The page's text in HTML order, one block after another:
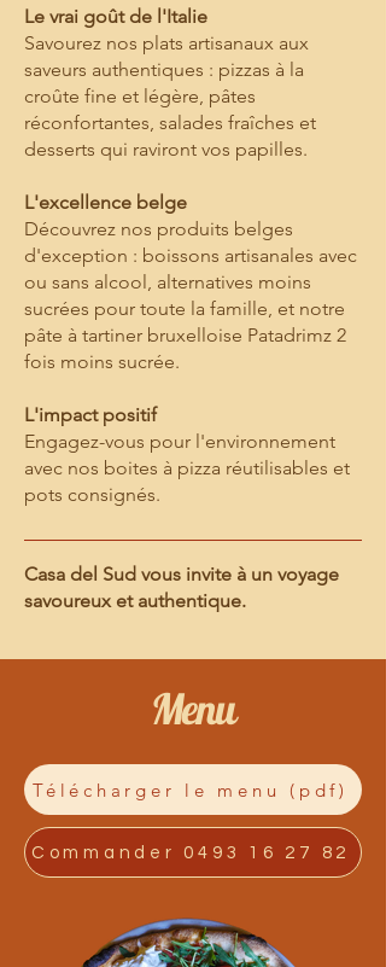
Le vrai goût de l'Italie
Savourez nos plats artisanaux aux
saveurs authentiques : pizzas à la
croûte fine et légère, pâtes
réconfortantes, salades fraîches et
desserts qui raviront vos papilles.
L'excellence belge
Découvrez nos produits belges
d'exception : boissons artisanales avec
ou sans alcool, alternatives moins
sucrées pour toute la famille, et notre
pâte à tartiner bruxelloise Patadrimz 2
fois moins sucrée.
L'impact positif
Engagez-vous pour l'environnement
avec nos boites à pizza réutilisables et
pots consignés.​
Casa del Sud vous invite à un voyage
savoureux et authentique.
Menu
Télécharger le menu (pdf)
Commander 0493 16 27 82